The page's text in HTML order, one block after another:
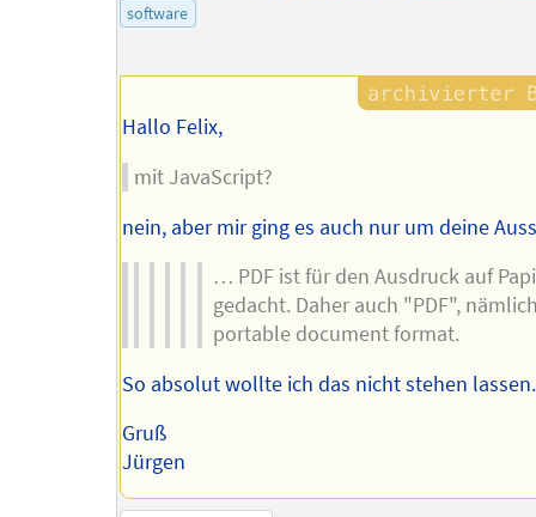
software
Hallo Felix,
mit JavaScript?
nein, aber mir ging es auch nur um deine
… PDF ist für den Ausdruck auf
gedacht. Daher auch "PDF",
portable document format.
So absolut wollte ich das nicht stehen lassen.
Gruß
Jürgen